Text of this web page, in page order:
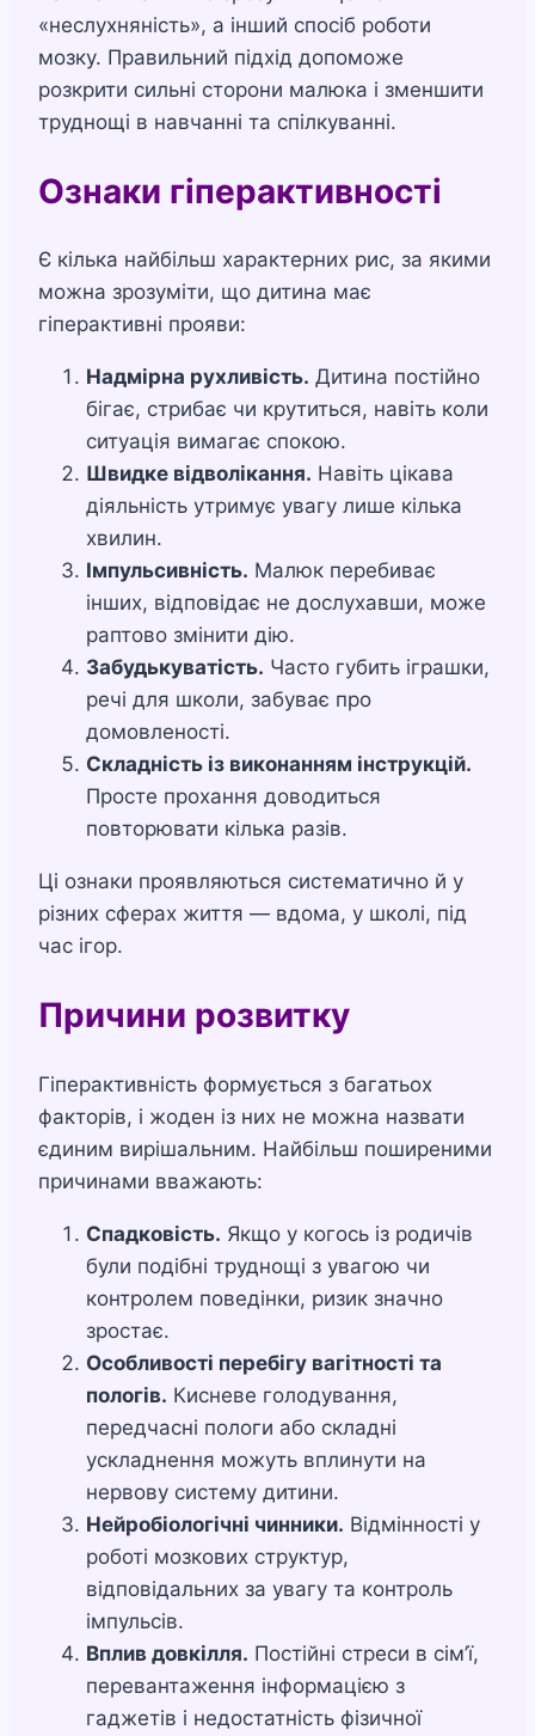
«неслухняність», а інший спосіб роботи
мозку. Правильний підхід допоможе
розкрити сильні сторони малюка і зменшити
труднощі в навчанні та спілкуванні.
Ознаки гіперактивності
Є кілька найбільш характерних рис, за якими
можна зрозуміти, що дитина має
гіперактивні прояви:
Надмірна рухливість. Дитина постійно
бігає, стрибає чи крутиться, навіть коли
ситуація вимагає спокою.
Швидке відволікання. Навіть цікава
діяльність утримує увагу лише кілька
хвилин.
Імпульсивність. Малюк перебиває
інших, відповідає не дослухавши, може
раптово змінити дію.
Забудькуватість. Часто губить іграшки,
речі для школи, забуває про
домовленості.
Складність із виконанням інструкцій.
Просте прохання доводиться
повторювати кілька разів.
Ці ознаки проявляються систематично й у
різних сферах життя — вдома, у школі, під
час ігор.
Причини розвитку
Гіперактивність формується з багатьох
факторів, і жоден із них не можна назвати
єдиним вирішальним. Найбільш поширеними
причинами вважають:
Спадковість. Якщо у когось із родичів
були подібні труднощі з увагою чи
контролем поведінки, ризик значно
зростає.
Особливості перебігу вагітності та
пологів. Кисневе голодування,
передчасні пологи або складні
ускладнення можуть вплинути на
нервову систему дитини.
Нейробіологічні чинники. Відмінності у
роботі мозкових структур,
відповідальних за увагу та контроль
імпульсів.
Вплив довкілля. Постійні стреси в сім’ї,
перевантаження інформацією з
гаджетів і недостатність фізичної